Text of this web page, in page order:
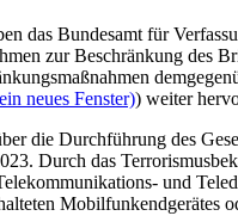
das Bundesamt für
zur Beschränkung des
neues Fenster)) weiter
die Durchführung des
Durch das
und
Mobilfunkendgerätes